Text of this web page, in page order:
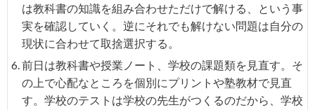
は教科書の知識を組み合わせただけで解ける、という事
実を確認していく。逆にそれでも解けない問題は自分の
現状に合わせて取捨選択する。
前日は教科書や授業ノート、学校の課題類を見直す。そ
の上で心配なところを個別にプリントや塾教材で見直
す。学校のテストは学校の先生がつくるのだから、学校